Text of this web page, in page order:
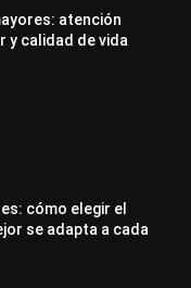
atención
y calidad de vida
cómo elegir el
se adapta a cada